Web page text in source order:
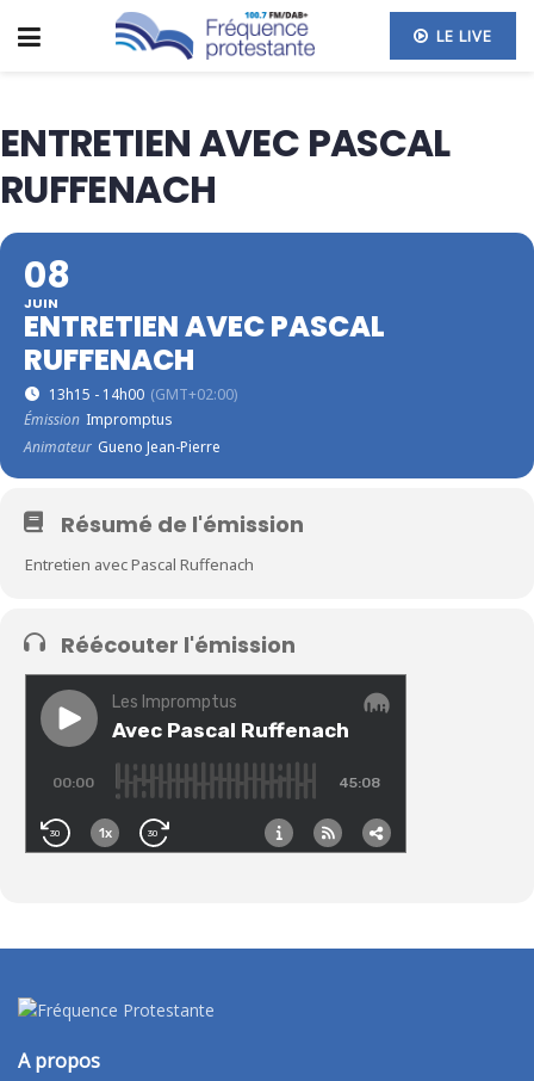
LE LIVE
ENTRETIEN AVEC PASCAL
RUFFENACH
08
JUIN
ENTRETIEN AVEC PASCAL
RUFFENACH
13h15 - 14h00 (GMT+02:00)
Émission Impromptus
Animateur Gueno Jean-Pierre
Résumé de l'émission
Entretien avec Pascal Ruffenach
Réécouter l'émission
A propos